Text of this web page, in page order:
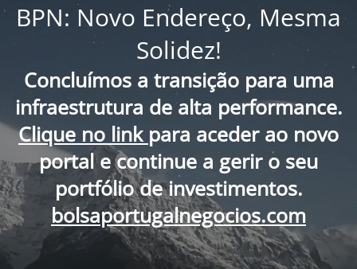
BPN: Novo Endereço, Mesma
Solidez!
Concluímos a transição para uma
infraestrutura de alta performance.
Clique no link para aceder ao novo
portal e continue a gerir o seu
portfólio de investimentos.
bolsaportugalnegocios.com